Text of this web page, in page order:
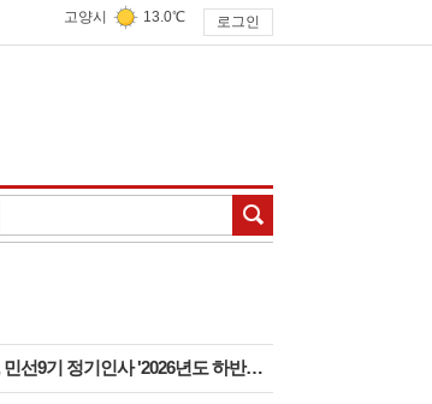
고양시 13.0℃ 로그인
기 정기인사 '2026년도 하반기 6급 팀장 인사발령 사항'